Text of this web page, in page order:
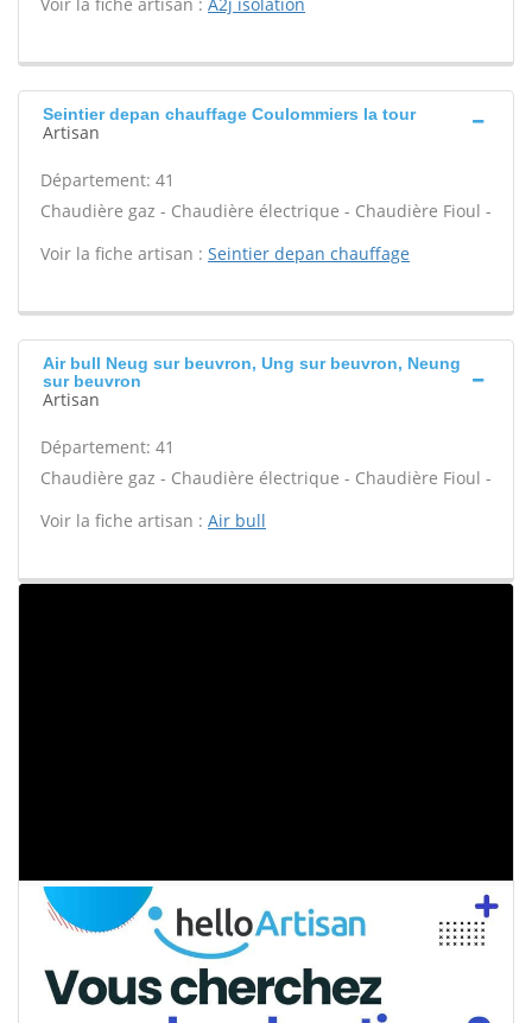
Seintier depan chauffage Coulommiers la tour
Artisan
Département: 41
Chaudière gaz - Chaudière électrique - Chaudière Fioul -
Voir la fiche artisan : Seintier depan chauffage
Air bull Neug sur beuvron, Ung sur beuvron, Neung
sur beuvron
Artisan
Département: 41
Chaudière gaz - Chaudière électrique - Chaudière Fioul -
Voir la fiche artisan : Air bull